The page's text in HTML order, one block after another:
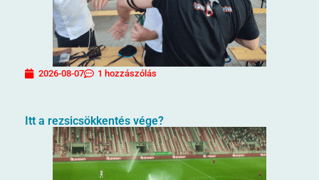
2026-08-07 1 hozzászólás
Itt a rezsicsökkentés vége?